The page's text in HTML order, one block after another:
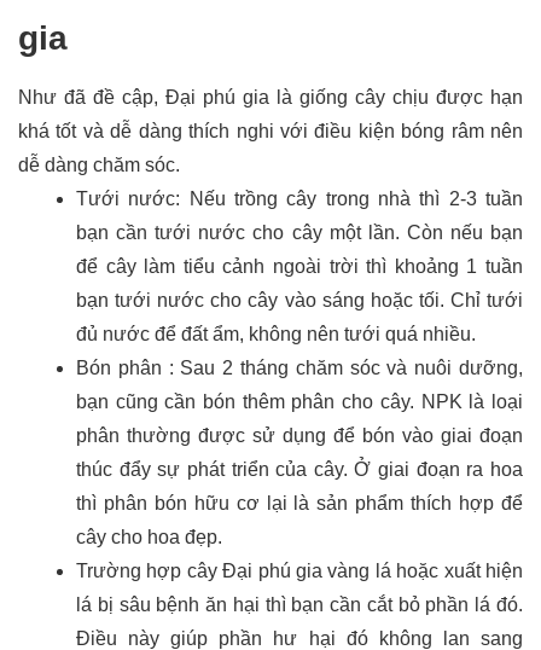
gia
Như đã đề cập, Đại phú gia là giống cây chịu được hạn
khá tốt và dễ dàng thích nghi với điều kiện bóng râm nên
dễ dàng chăm sóc.
Tưới nước: Nếu trồng cây trong nhà thì 2-3 tuần
bạn cần tưới nước cho cây một lần. Còn nếu bạn
để cây làm tiểu cảnh ngoài trời thì khoảng 1 tuần
bạn tưới nước cho cây vào sáng hoặc tối. Chỉ tưới
đủ nước để đất ẩm, không nên tưới quá nhiều.
Bón phân : Sau 2 tháng chăm sóc và nuôi dưỡng,
bạn cũng cần bón thêm phân cho cây. NPK là loại
phân thường được sử dụng để bón vào giai đoạn
thúc đẩy sự phát triển của cây. Ở giai đoạn ra hoa
thì phân bón hữu cơ lại là sản phẩm thích hợp để
cây cho hoa đẹp.
Trường hợp cây Đại phú gia vàng lá hoặc xuất hiện
lá bị sâu bệnh ăn hại thì bạn cần cắt bỏ phần lá đó.
Điều này giúp phần hư hại đó không lan sang